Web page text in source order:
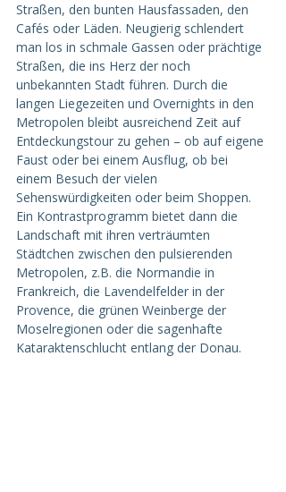
Straßen, den bunten Hausfassaden, den
Cafés oder Läden. Neugierig schlendert
man los in schmale Gassen oder prächtige
Straßen, die ins Herz der noch
unbekannten Stadt führen. Durch die
langen Liegezeiten und Overnights in den
Metropolen bleibt ausreichend Zeit auf
Entdeckungstour zu gehen – ob auf eigene
Faust oder bei einem Ausflug, ob bei
einem Besuch der vielen
Sehenswürdigkeiten oder beim Shoppen.
Ein Kontrastprogramm bietet dann die
Landschaft mit ihren verträumten
Städtchen zwischen den pulsierenden
Metropolen, z.B. die Normandie in
Frankreich, die Lavendelfelder in der
Provence, die grünen Weinberge der
Moselregionen oder die sagenhafte
Kataraktenschlucht entlang der Donau.